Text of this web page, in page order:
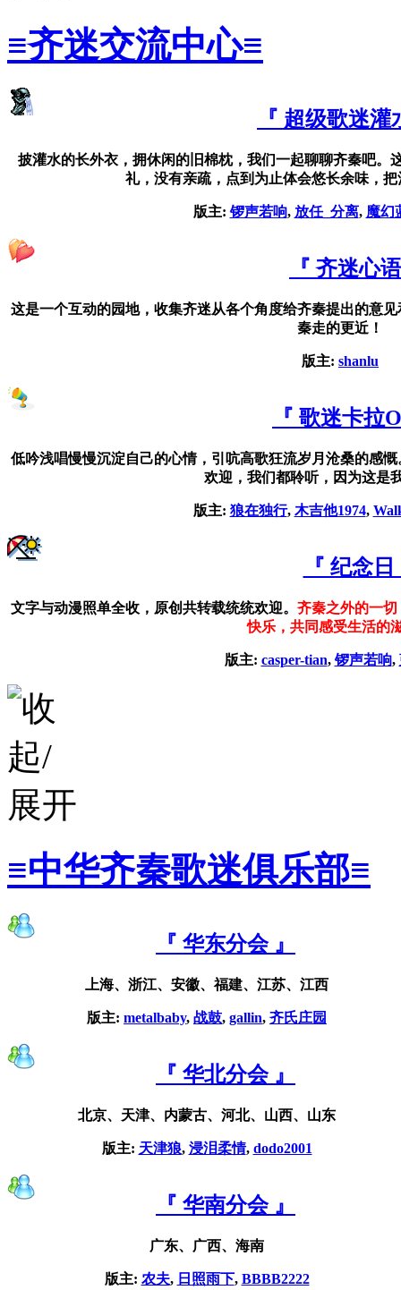
≡齐迷交流中心≡
『 超级歌迷灌
披灌水的长外衣，拥休闲的旧棉枕，我们一起聊聊齐秦吧。
礼，没有亲疏，点到为止体会悠长余味，
版主:锣声若响, 放任_分离, 魔幻
『 齐迷心
这是一个互动的园地，收集齐迷从各个角度给齐秦提出的意
秦走的更近！
版主: shanlu
『 歌迷卡拉
低吟浅唱慢慢沉淀自己的心情，引吭高歌狂流岁月沧桑的感
欢迎，我们都聆听，因为这是
版主: 狼在独行, 木吉他1974,
『 纪念
文字与动漫照单全收，原创共转载统统欢迎。齐秦之外的一
快乐，共同感受生活的
版主: casper-tian,锣声若响,
≡中华齐秦歌迷俱乐部≡
『 华东分会 』
上海、浙江、安徽、福建、江苏、江西
版主: metalbaby, 战鼓, gallin,齐氏庄园
『 华北分会 』
北京、天津、内蒙古、河北、山西、山东
版主: 天津狼, 浸泪柔情, dodo2001
『 华南分会 』
广东、广西、海南
版主: 农夫, 日照雨下, BBBB2222